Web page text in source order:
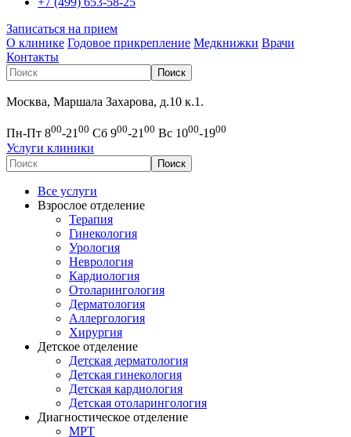
Записаться на прием
О клинике Годовое прикрепление Медкнижки Врачи
Контакты
Москва, Маршала Захарова, д.10 к.1.
Пн-Пт 800-2100 Сб 900-2100 Вс 1000-1900
Услуги клиники
Все услуги
Взрослое отделение
Терапия
Гинекология
Урология
Неврология
Кардиология
Отоларингология
Дерматология
Аллергология
Хирургия
Детское отделение
Детская дерматология
Детская гинекология
Детская кардиология
Детская отоларингология
Диагностическое отделение
МРТ